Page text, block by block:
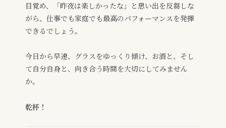
目覚め、「昨夜は楽しかったな」と思い出を反芻しな
がら、仕事でも家庭でも最高のパフォーマンスを発揮
できるでしょう。
今日から早速、グラスをゆっくり傾け、お酒と、そし
て自分自身と、向き合う時間を大切にしてみません
か。
乾杯！